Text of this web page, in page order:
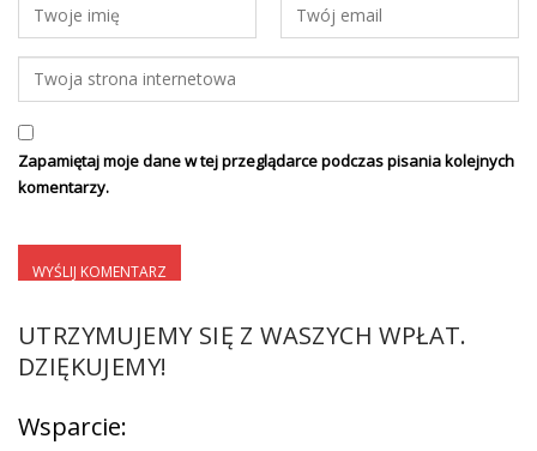
Zapamiętaj moje dane w tej przeglądarce podczas pisania kolejnych
komentarzy.
UTRZYMUJEMY SIĘ Z WASZYCH WPŁAT.
DZIĘKUJEMY!
Wsparcie: